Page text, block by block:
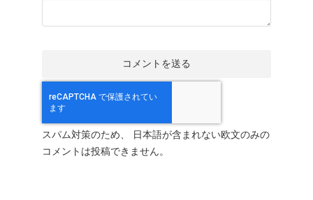
スパム対策のため、 日本語が含まれない欧文のみの
コメントは投稿できません。